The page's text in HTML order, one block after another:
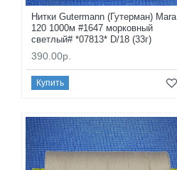
Нитки Gutermann (Гутерман) Mara
120 1000м #1647 морковный
светлый# *07813* D/18 (33г)
390.00р.
Купить